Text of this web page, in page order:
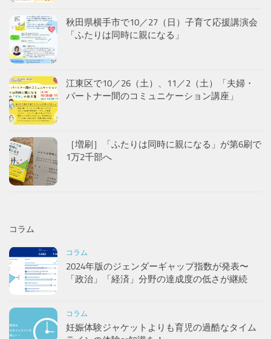
秋田県横手市で10／27（日）子育て応援講演会
「ふたりは同時に親になる」
江東区で10／26（土）、11／2（土）「夫婦・
パートナー間のコミュニケーション講座」
［増刷］「ふたりは同時に親になる」が第6刷で
1万2千部へ
コラム
コラム
2024年版のジェンダーギャップ指数が発表〜
「政治」「経済」分野の達成度の低さが継続
コラム
妊娠体験ジャケットよりも育児の過酷なタイム